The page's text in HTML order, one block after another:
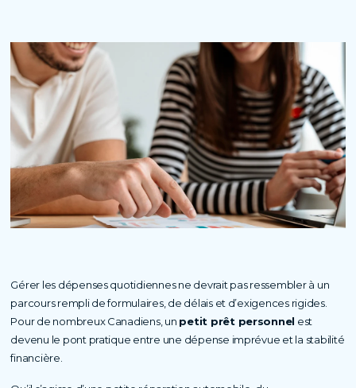
Gérer les dépenses quotidiennes ne devrait pas ressembler à un
parcours rempli de formulaires, de délais et d’exigences rigides.
Pour de nombreux Canadiens, un petit prêt personnel est
devenu le pont pratique entre une dépense imprévue et la stabilité
financière.